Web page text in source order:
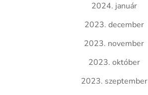
2024. január
2023. december
2023. november
2023. október
2023. szeptember